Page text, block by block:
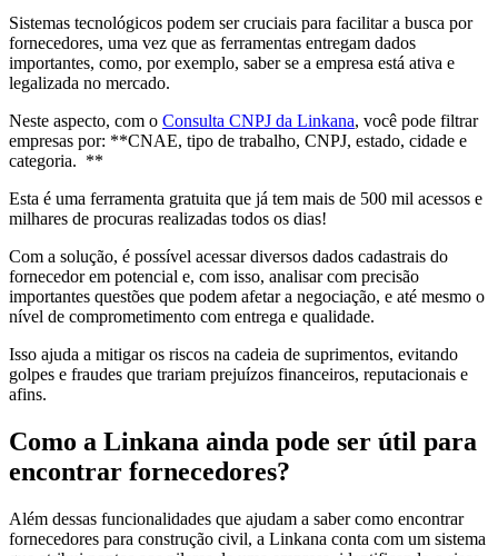
Sistemas tecnológicos podem ser cruciais para facilitar a busca por
fornecedores, uma vez que as ferramentas entregam dados
importantes, como, por exemplo, saber se a empresa está ativa e
legalizada no mercado.
Neste aspecto, com o Consulta CNPJ da Linkana, você pode filtrar
empresas por: **CNAE, tipo de trabalho, CNPJ, estado, cidade e
categoria. **
Esta é uma ferramenta gratuita que já tem mais de 500 mil acessos e
milhares de procuras realizadas todos os dias!
Com a solução, é possível acessar diversos dados cadastrais do
fornecedor em potencial e, com isso, analisar com precisão
importantes questões que podem afetar a negociação, e até mesmo o
nível de comprometimento com entrega e qualidade.
Isso ajuda a mitigar os riscos na cadeia de suprimentos, evitando
golpes e fraudes que trariam prejuízos financeiros, reputacionais e
afins.
Como a Linkana ainda pode ser útil para
encontrar fornecedores?
Além dessas funcionalidades que ajudam a saber como encontrar
fornecedores para construção civil, a Linkana conta com um sistema